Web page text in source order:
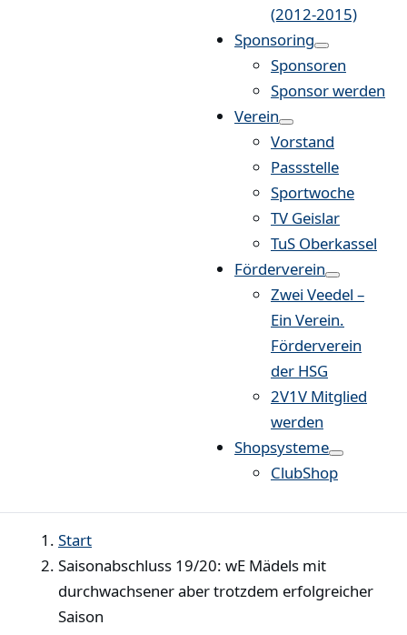
(2012-2015)
Sponsoring
Sponsoren
Sponsor werden
Verein
Vorstand
Passstelle
Sportwoche
TV Geislar
TuS Oberkassel
Förderverein
Zwei Veedel –
Ein Verein.
Förderverein
der HSG
2V1V Mitglied
werden
Shopsysteme
ClubShop
Start
Saisonabschluss 19/20: wE Mädels mit
durchwachsener aber trotzdem erfolgreicher
Saison